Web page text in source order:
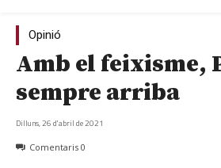
Opinió
Amb el feixisme,
sempre arriba
Dilluns, 26 d'abril de 2021
Comentaris 0